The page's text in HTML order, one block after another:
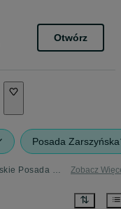
Otwórz
Posada Zarszyńska
Spodnie jeansowe z wysokim stanem damskie Posada Zarszyńska Zobacz